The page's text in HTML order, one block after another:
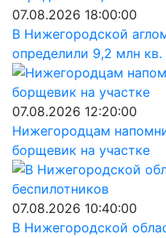
07.08.2026 18:00:00
В Нижегородской
определили 9,2 млн
07.08.2026 12:20:00
Нижегородцам
борщевик на участке
07.08.2026 10:40:00
В Нижегородской